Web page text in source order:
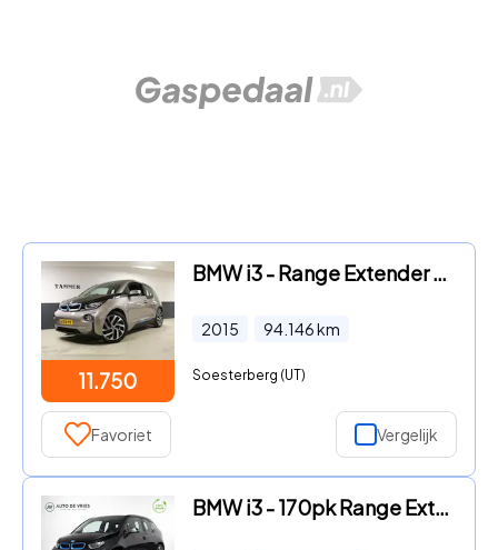
11.750
BMW i3 - Range Extender Comfort Advance DEALERONDEERHOUDEN/ NETTE AUT
2015 94.146km
Soesterberg (UT)
Favoriet Vergelijk
BMW i3 - 170pk Range Extender 22kWh | Navigatie | Stoelverwarming